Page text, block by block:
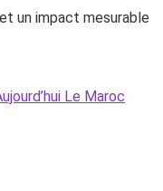
un impact mesurable
Le Maroc